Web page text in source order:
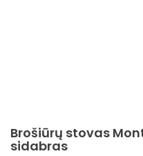
Brošiūrų stovas
sidabras